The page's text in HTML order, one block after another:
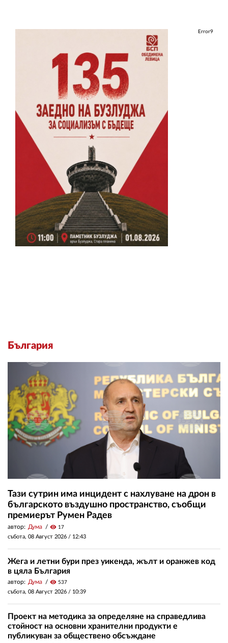
Error9
България
Тази сутрин има инцидент с нахлуване на дрон в
българското въздушно пространство, съобщи
премиерът Румен Радев
автор: Дума visibility 17
събота, 08 Август 2026 / 12:43
Жега и летни бури през уикенда, жълт и оранжев код
в цяла България
автор: Дума visibility 537
събота, 08 Август 2026 / 10:39
Проект на методика за определяне на справедлива
стойност на основни хранителни продукти е
публикуван за обществено обсъждане